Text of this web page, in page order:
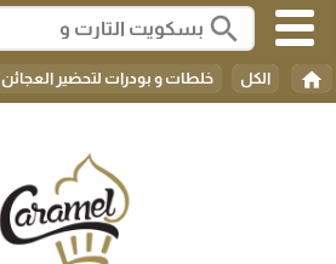
search
home الكل خلطات و بودرات لتحضير العجائن